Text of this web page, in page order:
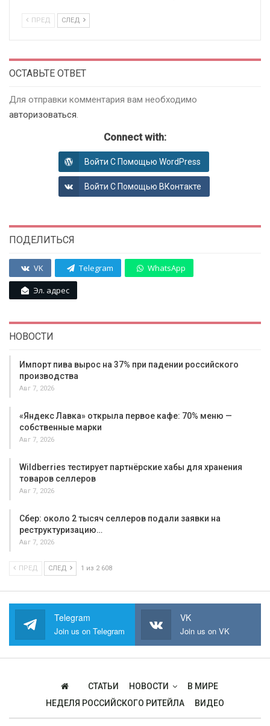
ПРЕД СЛЕД
ОСТАВЬТЕ ОТВЕТ
Для отправки комментария вам необходимо
авторизоваться.
Connect with:
Войти С Помощью WordPress
Войти С Помощью ВКонтакте
ПОДЕЛИТЬСЯ
VK Telegram WhatsApp
Эл. адрес
НОВОСТИ
Импорт пива вырос на 37% при падении российского
производства
Авг 7, 2026
«Яндекс Лавка» открыла первое кафе: 70% меню —
собственные марки
Авг 7, 2026
Wildberries тестирует партнёрские хабы для хранения
товаров селлеров
Авг 7, 2026
Сбер: около 2 тысяч селлеров подали заявки на
реструктуризацию…
Авг 7, 2026
ПРЕД СЛЕД 1 из 2 608
Telegram
Join us on Telegram
VK
Join us on VK
СТАТЬИ НОВОСТИ
В МИРЕ
НЕДЕЛЯ РОССИЙСКОГО РИТЕЙЛА
ВИДЕО